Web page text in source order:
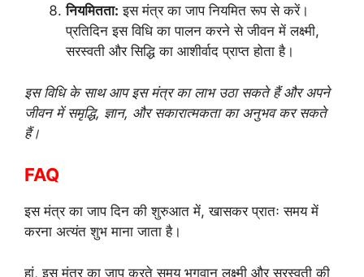
नियमितता: इस मंत्र का जाप नियमित रूप से करें।
प्रतिदिन इस विधि का पालन करने से जीवन में लक्ष्मी,
सरस्वती और सिद्धि का आशीर्वाद प्राप्त होता है।
इस विधि के साथ आप इस मंत्र का लाभ उठा सकते हैं और अपने
जीवन में समृद्धि, ज्ञान, और सकारात्मकता का अनुभव कर सकते
हैं।
FAQ
इस मंत्र का जाप दिन की शुरुआत में, खासकर प्रातः समय में
करना अत्यंत शुभ माना जाता है।
हां, इस मंत्र का जाप करते समय भगवान लक्ष्मी और सरस्वती की